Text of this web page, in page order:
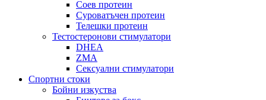
Соев протеин
Суроватъчен протеин
Телешки протеин
Тестостеронови стимулатори
DHEA
ZMA
Сексуални стимулатори
Спортни стоки
Бойни изкуства